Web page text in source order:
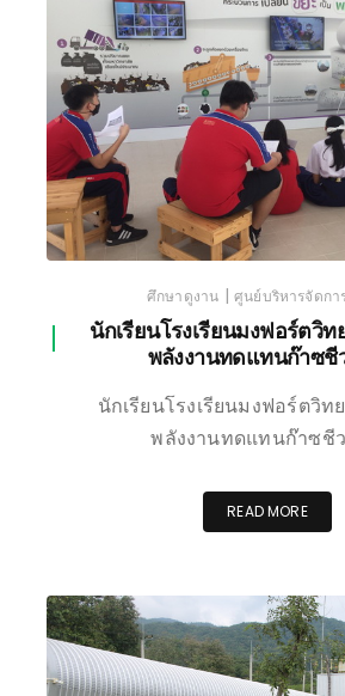
ศึกษาดูงาน | ศูนย์บริหารจัดกา
นักเรียนโรงเรียนมงฟอร์ตวิท
พลังงานทดแทนก๊าซชี
นักเรียนโรงเรียนมงฟอร์ตวิท
พลังงานทดแทนก๊าซชี
READ MORE